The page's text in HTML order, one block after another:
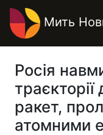
Мить
Росія
траєкторії
ракет,
атомними